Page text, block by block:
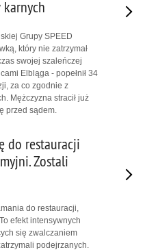
Grupy SPEED
który nie zatrzymał
swojej szaleńczej
Elbląga - popełnił 34
za co zgodnie z
Mężczyzna stracił już
przed sądem.
do restauracji
Zostali
do restauracji,
efekt intensywnych
się zwalczaniem
podejrzanych.